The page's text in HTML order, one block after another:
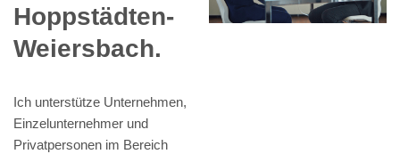
Hoppstädten-
Weiersbach.
Ich unterstütze Unternehmen,
Einzelunternehmer und
Privatpersonen im Bereich